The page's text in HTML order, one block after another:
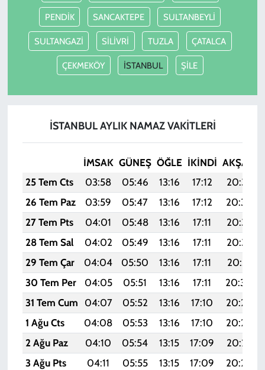
PENDİK SANCAKTEPE SULTANBEYLİ
SULTANGAZİ SİLİVRİ TUZLA ÇATALCA
ÇEKMEKÖY İSTANBUL ŞİLE
İSTANBUL AYLIK NAMAZ VAKITLERI
İMSAK GÜNEŞ ÖĞLE İKINDI AKŞAM
25 Tem Cts
03:58 05:46 13:16 17:12 20:35
26 Tem Paz
03:59 05:47 13:16 17:12 20:34
27 Tem Pts
04:01 05:48 13:16 17:11 20:33
28 Tem Sal
04:02 05:49 13:16 17:11 20:32
29 Tem Çar
04:04 05:50 13:16 17:11 20:31
30 Tem Per
04:05 05:51 13:16 17:11 20:30
31 Tem Cum
04:07 05:52 13:16 17:10 20:29
1 Ağu Cts
04:08 05:53 13:16 17:10 20:28
2 Ağu Paz
04:10 05:54 13:15 17:09 20:27
3 Ağu Pts
04:11 05:55 13:15 17:09 20:26